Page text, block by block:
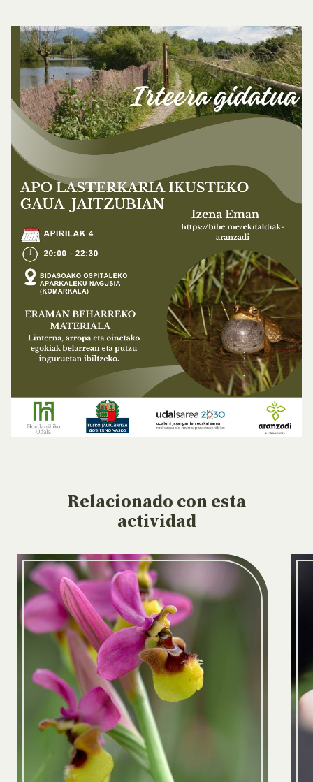
Relacionado con esta
actividad